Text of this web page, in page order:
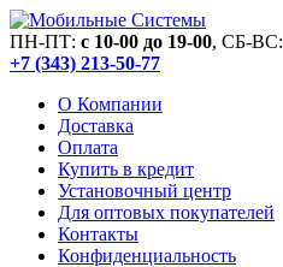
ПН-ПТ: c 10-00 до 19-00, СБ-ВС:
+7 (343) 213-50-77
О Компании
Доставка
Оплата
Купить в кредит
Установочный центр
Для оптовых покупателей
Контакты
Конфиденциальность